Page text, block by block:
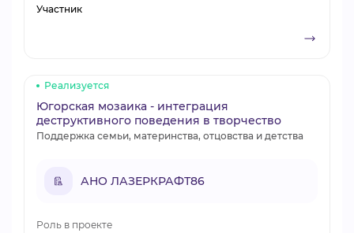
Участник
Реализуется
Югорская мозаика - интеграция
деструктивного поведения в творчество
Поддержка семьи, материнства, отцовства и детства
АНО ЛАЗЕРКРАФТ86
Роль в проекте